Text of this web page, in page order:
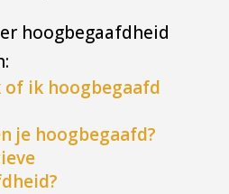
hoogbegaafdheid
of ik hoogbegaafd
je hoogbegaafd?